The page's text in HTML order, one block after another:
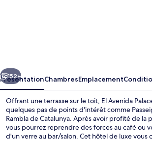
Suivant
152+
PrésentationChambresEmplacement
Offrant une terrasse sur le toit, El Avenida
quelques pas de points d'intérêt comme
Rambla de Catalunya. Après avoir profité de la
vous pourrez reprendre des forces au café ou
d'un verre au bar/salon. Cet hôtel de luxe vous